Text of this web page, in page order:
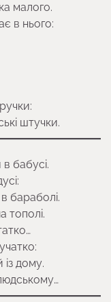
малого.
в нього:
штучки.
бабусі.
бараболі.
тополі.
із дому.